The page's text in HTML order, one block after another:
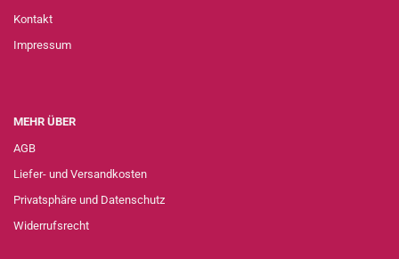
Kontakt
Impressum
MEHR ÜBER
AGB
Liefer- und Versandkosten
Privatsphäre und Datenschutz
Widerrufsrecht